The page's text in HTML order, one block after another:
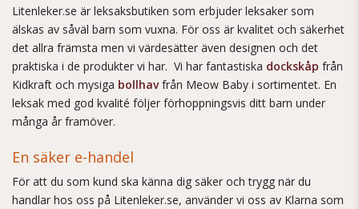
Litenleker.se är leksaksbutiken som erbjuder leksaker som
älskas av såväl barn som vuxna. För oss är kvalitet och säkerhet
det allra främsta men vi värdesätter även designen och det
praktiska i de produkter vi har. Vi har fantastiska dockskåp från
Kidkraft och mysiga bollhavfrån Meow Baby i sortimentet. En
leksak med god kvalité följer förhoppningsvis ditt barn under
många år framöver.
En säker e-handel
För att du som kund ska känna dig säker och trygg när du
handlar hos oss på Litenleker.se, använder vi oss av Klarna som